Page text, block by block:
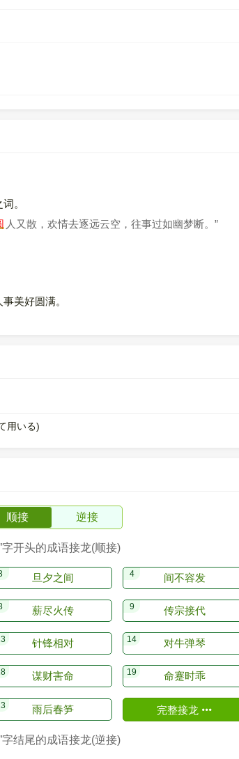
。
人又散，欢情去逐远云空，往事过如幽梦断。”
美好圆满。
用いる)
顺接 逆接
字开头的成语接龙(顺接)
旦夕之间 间不容发
薪尽火传 传宗接代
针锋相对 对牛弹琴
谋财害命 命蹇时乖
雨后春笋 完整接龙
字结尾的成语接龙(逆接)